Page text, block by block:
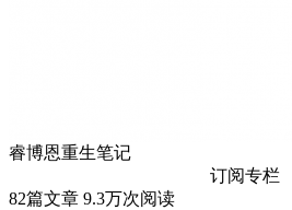
睿博恩重生笔记
订阅专栏
82篇文章 9.3万次阅读